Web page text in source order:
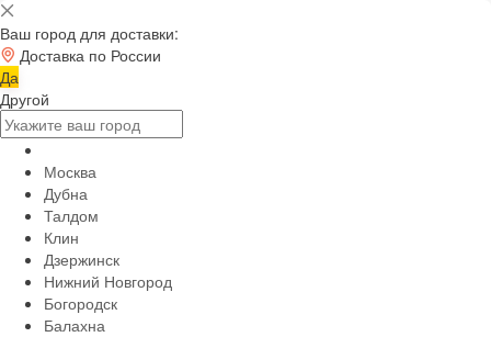
Ваш город для доставки:
Доставка по России
Да
Другой
Москва
Дубна
Талдом
Клин
Дзержинск
Нижний Новгород
Богородск
Балахна